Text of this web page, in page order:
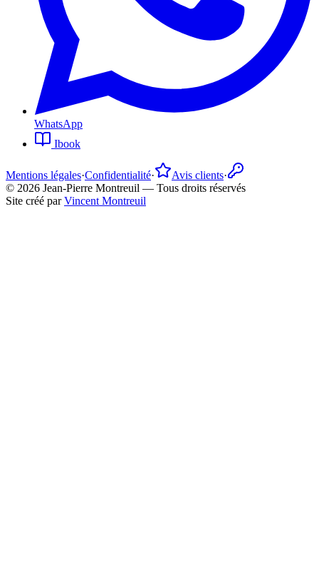
WhatsApp
Ibook
Mentions légales·Confidentialité· Avis clients·
© 2026 Jean-Pierre Montreuil — Tous droits réservés
Site créé par Vincent Montreuil